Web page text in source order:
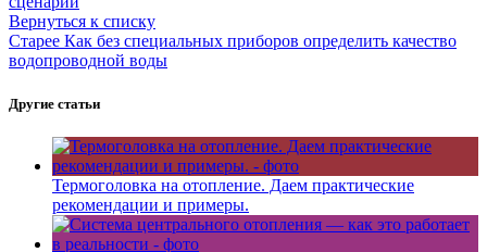
Вернуться к списку
Старее Как без специальных приборов определить качество
водопроводной воды
Другие статьи
Термоголовка на отопление. Даем практические
рекомендации и примеры.